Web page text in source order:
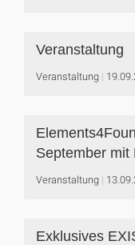
Veranstaltung
Veranstaltung
September mit
Veranstaltung
Exklusives